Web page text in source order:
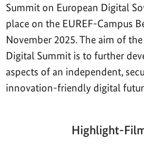
Summit on European Digital
place on the EUREF-Campus
November 2025. The aim of
Digital Summit is to further
aspects of an independent,
innovation-friendly digital
Highlight- Aktueller
00:00|